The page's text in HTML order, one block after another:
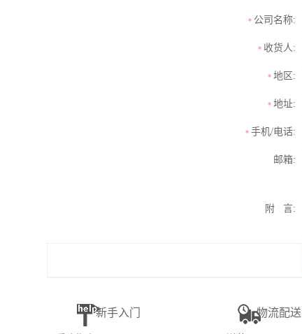
* 公司名称:
* 收货人:
* 地区:
* 地址:
* 手机/电话:
邮箱:
附 言:
新手入门 物流配送